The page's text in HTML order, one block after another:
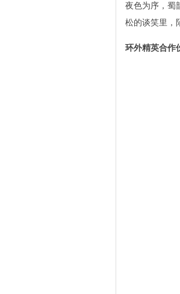
夜色为序，蜀
松的谈笑里，
环外精英合作